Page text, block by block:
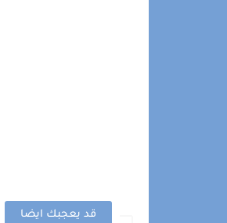
قد يعجبك ايضا